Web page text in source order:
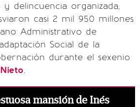
delincuencia organizada,
casi 2 mil 950 millones
Administrativo de
Social de la
durante el sexenio
.
mansión de Inés